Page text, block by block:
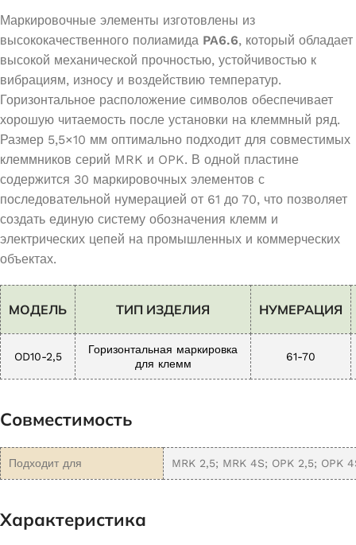
Маркировочные элементы изготовлены из
высококачественного полиамида PA6.6, который обладает
высокой механической прочностью, устойчивостью к
вибрациям, износу и воздействию температур.
Горизонтальное расположение символов обеспечивает
хорошую читаемость после установки на клеммный ряд.
Размер 5,5×10 мм оптимально подходит для совместимых
клеммников серий MRK и OPK. В одной пластине
содержится 30 маркировочных элементов с
последовательной нумерацией от 61 до 70, что позволяет
создать единую систему обозначения клемм и
электрических цепей на промышленных и коммерческих
объектах.
МОДЕЛЬ ТИП ИЗДЕЛИЯ НУМЕРАЦИЯ
OD10-2,5
Горизонтальная маркировка
для клемм
61-70
Совместимость
Подходит для MRK 2,5; MRK 4S; OPK 2,5; OPK
Характеристика